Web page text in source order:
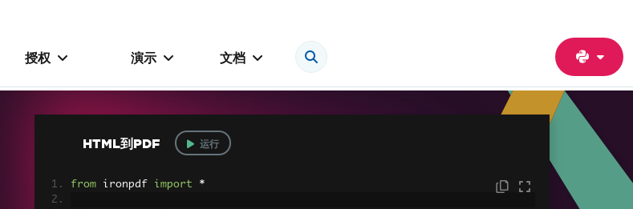
授权 演示 文档
HTML到PDF 运行
from ironpdf import *